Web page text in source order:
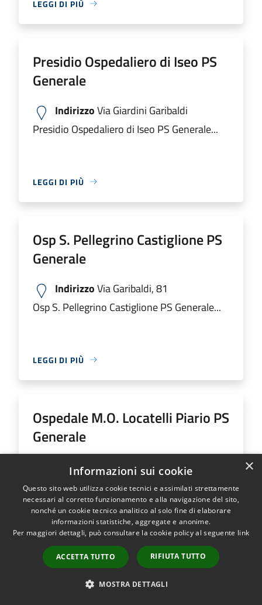
LEGGI DI PIÙ
Presidio Ospedaliero di Iseo PS
Generale
IndirizzoVia Giardini Garibaldi
Presidio Ospedaliero di Iseo PS Generale...
LEGGI DI PIÙ
Osp S. Pellegrino Castiglione PS
Generale
IndirizzoVia Garibaldi, 81
Osp S. Pellegrino Castiglione PS Generale...
LEGGI DI PIÙ
Ospedale M.O. Locatelli Piario PS
Generale
IndirizzoVia Groppino, 22
Ospedale M.O. Locatelli Piario PS Generale...
LEGGI DI PIÙ
Ospedale SS Trinità Romano L.
×
Informazioni sui cookie
Questo sito web utilizza cookie tecnici e assimilati strettamente
necessari al corretto funzionamento e alla navigazione del sito,
nonché un cookie tecnico analitico al solo fine di elaborare
informazioni statistiche, aggregate e anonime.
Per maggiori dettagli, può consultare la cookie policy al seguente link
ACCETTA TUTTO RIFIUTA TUTTO
MOSTRA DETTAGLI